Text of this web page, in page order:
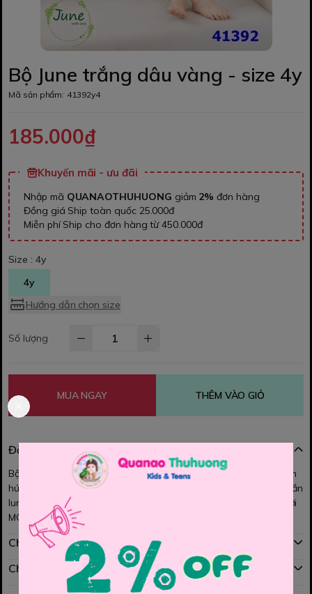
Bộ June trắng dâu vàng - size 4y
Mã sản phẩm: 41392y4
185.000₫
Khuyến mãi - ưu đãi
Nhập mã QUANAOTHUHUONG giảm 2% đơn hàng
Đồng giá Ship toàn quốc 25.000đ
Miễn phí Ship cho đơn hàng từ 450.000đ
Size : 4y
4y
Hướng dẫn chọn size
Số lượng
MUA NGAY THÊM VÀO GIỎ
Đặc điểm nổi bật
Bộ Pijama June cho bé Chất vải kate mềm mịn, thoáng mát, thấm
hút mồ hôi. Màu sắc tươi sáng, họa tiết dễ thương cho bé iu. Quần
lung thun co dãn mềm mại. Bé mặc ở nhà rất thoải mái và tiện lợi
MOm nhé
Chính sách mua hàng
Chính sách đổi hàng